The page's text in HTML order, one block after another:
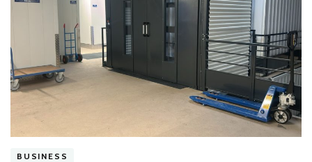
pour
une
sur
des
?
BUSINESS